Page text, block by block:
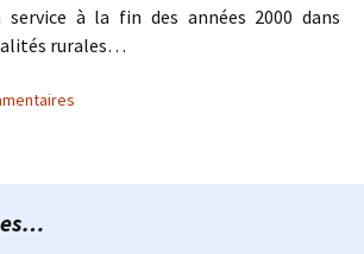
service à la fin des années 2000 dans
rurales…